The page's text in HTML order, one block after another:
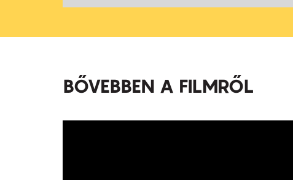
BŐVEBBEN A FILMRŐL